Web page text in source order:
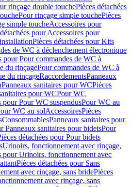
rinçage double touchePièces détachées
Pour rinçage simple touchePièces
simple toucheAccessoires pour
pour Accessoires pour
Pièces détachées pour Kits
de WC à déclenchement électronique
pour Pour commandes de WC à
du rinçagePour commandes de WC à
du rinçageRaccordementsPanneaux
Panneaux sanitaires pour WCPièces
pour WCPour WC
pour Pour WC suspendusPour WC au
WC au solAccessoiresPièces
ConsommablesPanneaux sanitaires pour
Panneaux sanitaires pour bidetsPour
détachées pour Pour bidets
Urinoirs, fonctionnement avec rinçage,
pour Urinoirs, fonctionnement avec
Pièces détachées pour Sans
avec rinçage, sans bridePièces
avec rinçage, sans